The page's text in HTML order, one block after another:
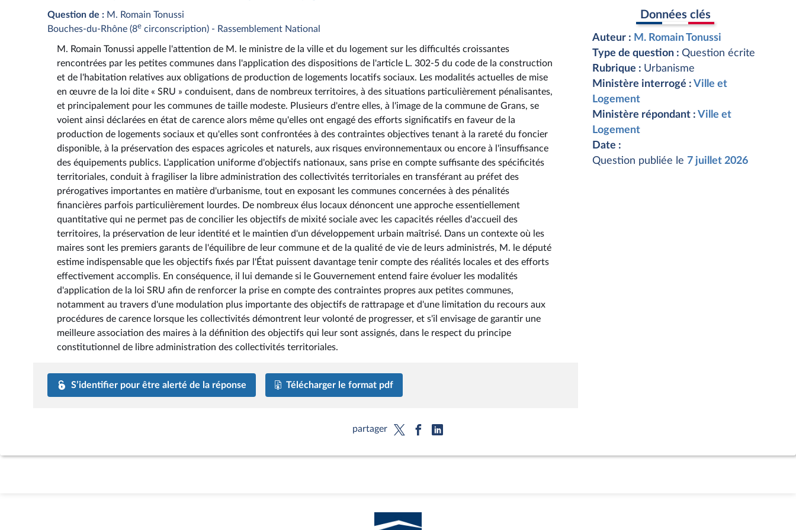
Question de : M. Romain Tonussi
Bouches-du-Rhône (8e circonscription) - Rassemblement National
M. Romain Tonussi appelle l'attention de M. le ministre de la ville et du logement sur les difficultés croissantes
rencontrées par les petites communes dans l'application des dispositions de l'article L. 302-5 du code de la construction
et de l'habitation relatives aux obligations de production de logements locatifs sociaux. Les modalités actuelles de mise
en œuvre de la loi dite « SRU » conduisent, dans de nombreux territoires, à des situations particulièrement pénalisantes,
et principalement pour les communes de taille modeste. Plusieurs d'entre elles, à l'image de la commune de Grans, se
voient ainsi déclarées en état de carence alors même qu'elles ont engagé des efforts significatifs en faveur de la
production de logements sociaux et qu'elles sont confrontées à des contraintes objectives tenant à la rareté du foncier
disponible, à la préservation des espaces agricoles et naturels, aux risques environnementaux ou encore à l'insuffisance
des équipements publics. L'application uniforme d'objectifs nationaux, sans prise en compte suffisante des spécificités
territoriales, conduit à fragiliser la libre administration des collectivités territoriales en transférant au préfet des
prérogatives importantes en matière d'urbanisme, tout en exposant les communes concernées à des pénalités
financières parfois particulièrement lourdes. De nombreux élus locaux dénoncent une approche essentiellement
quantitative qui ne permet pas de concilier les objectifs de mixité sociale avec les capacités réelles d'accueil des
territoires, la préservation de leur identité et le maintien d'un développement urbain maîtrisé. Dans un contexte où les
maires sont les premiers garants de l'équilibre de leur commune et de la qualité de vie de leurs administrés, M. le député
estime indispensable que les objectifs fixés par l'État puissent davantage tenir compte des réalités locales et des efforts
effectivement accomplis. En conséquence, il lui demande si le Gouvernement entend faire évoluer les modalités
d'application de la loi SRU afin de renforcer la prise en compte des contraintes propres aux petites communes,
notamment au travers d'une modulation plus importante des objectifs de rattrapage et d'une limitation du recours aux
procédures de carence lorsque les collectivités démontrent leur volonté de progresser, et s'il envisage de garantir une
meilleure association des maires à la définition des objectifs qui leur sont assignés, dans le respect du principe
constitutionnel de libre administration des collectivités territoriales.
S’identifier pour être alerté de la réponse Télécharger le format pdf
Données clés
Auteur : M. Romain Tonussi
Type de question : Question écrite
Rubrique : Urbanisme
Ministère interrogé : Ville et
Logement
Ministère répondant : Ville et
Logement
Date :
Question publiée le 7 juillet 2026
partager